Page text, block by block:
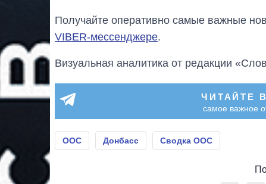
Получайте оперативно самые важные
VIBER-мессенджере.
Визуальная аналитика от редакции
ЧИТАЙТЕ В
самое важное
ООС Донбасс Сводка ООС